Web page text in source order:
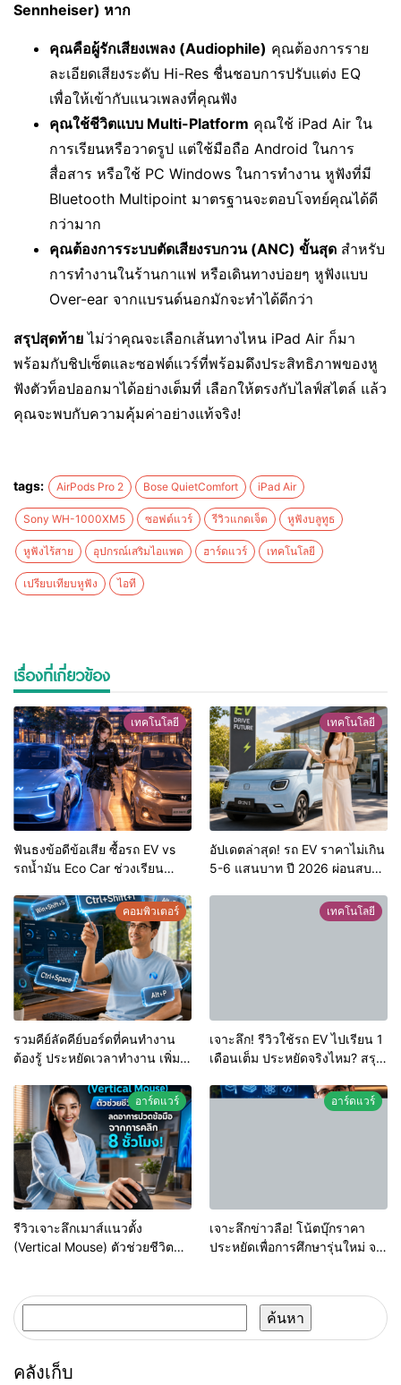
Sennheiser) หาก
คุณคือผู้รักเสียงเพลง (Audiophile) คุณต้องการราย
ละเอียดเสียงระดับ Hi-Res ชื่นชอบการปรับแต่ง EQ
เพื่อให้เข้ากับแนวเพลงที่คุณฟัง
คุณใช้ชีวิตแบบ Multi-Platform คุณใช้ iPad Air ใน
การเรียนหรือวาดรูป แต่ใช้มือถือ Android ในการ
สื่อสาร หรือใช้ PC Windows ในการทำงาน หูฟังที่มี
Bluetooth Multipoint มาตรฐานจะตอบโจทย์คุณได้ดี
กว่ามาก
คุณต้องการระบบตัดเสียงรบกวน (ANC) ขั้นสุด สำหรับ
การทำงานในร้านกาแฟ หรือเดินทางบ่อยๆ หูฟังแบบ
Over-ear จากแบรนด์นอกมักจะทำได้ดีกว่า
สรุปสุดท้าย ไม่ว่าคุณจะเลือกเส้นทางไหน iPad Air ก็มา
พร้อมกับชิปเซ็ตและซอฟต์แวร์ที่พร้อมดึงประสิทธิภาพของหู
ฟังตัวท็อปออกมาได้อย่างเต็มที่ เลือกให้ตรงกับไลฟ์สไตล์ แล้ว
คุณจะพบกับความคุ้มค่าอย่างแท้จริง!
tags: AirPods Pro 2 Bose QuietComfort iPad Air
Sony WH-1000XM5 ซอฟต์แวร์ รีวิวแกดเจ็ต หูฟังบลูทูธ
หูฟังไร้สาย อุปกรณ์เสริมไอแพด ฮาร์ดแวร์ เทคโนโลยี
เปรียบเทียบหูฟัง ไอที
เรื่องที่เกี่ยวข้อง
เทคโนโลยี
ฟันธงข้อดีข้อเสีย ซื้อรถ EV vs
รถน้ำมัน Eco Car ช่วงเรียน
เทคโนโลยี
อัปเดตล่าสุด! รถ EV ราคาไม่เกิน
5-6 แสนบาท ปี 2026 ผ่อนสบาย
นักศึกษา พร้อมเจาะลึก
เทคโนโลยี AI และความปลอดภัย
คอมพิวเตอร์
รวมคีย์ลัดคีย์บอร์ดที่คนทำงาน
ต้องรู้ ประหยัดเวลาทำงาน เพิ่ม
เทคโนโลยี
เจาะลึก! รีวิวใช้รถ EV ไปเรียน 1
เดือนเต็ม ประหยัดจริงไหม? สรุป
อาร์ดแวร์
รีวิวเจาะลึกเมาส์แนวตั้ง
(Vertical Mouse) ตัวช่วยชีวิต
อาร์ดแวร์
เจาะลึกข่าวลือ! โน้ตบุ๊กราคา
ประหยัดเพื่อการศึกษารุ่นใหม่ จะ
ค้นหา
สำหรับ:
คลังเก็บ